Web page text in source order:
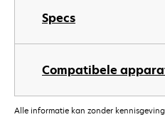
Specs
Compatibele
Alle informatie kan zonder